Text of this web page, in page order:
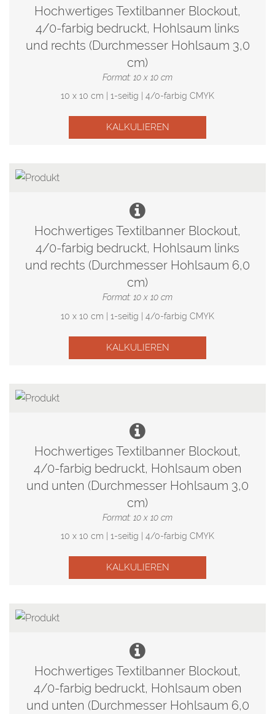
Hochwertiges Textilbanner Blockout,
4/0-farbig bedruckt, Hohlsaum links
und rechts (Durchmesser Hohlsaum 3,0
cm)
Format: 10 x 10 cm
10 x 10 cm | 1-seitig | 4/0-farbig CMYK
KALKULIEREN
Hochwertiges Textilbanner Blockout,
4/0-farbig bedruckt, Hohlsaum links
und rechts (Durchmesser Hohlsaum 6,0
cm)
Format: 10 x 10 cm
10 x 10 cm | 1-seitig | 4/0-farbig CMYK
KALKULIEREN
Hochwertiges Textilbanner Blockout,
4/0-farbig bedruckt, Hohlsaum oben
und unten (Durchmesser Hohlsaum 3,0
cm)
Format: 10 x 10 cm
10 x 10 cm | 1-seitig | 4/0-farbig CMYK
KALKULIEREN
Hochwertiges Textilbanner Blockout,
4/0-farbig bedruckt, Hohlsaum oben
und unten (Durchmesser Hohlsaum 6,0